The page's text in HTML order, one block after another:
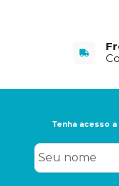
Tenha acesso